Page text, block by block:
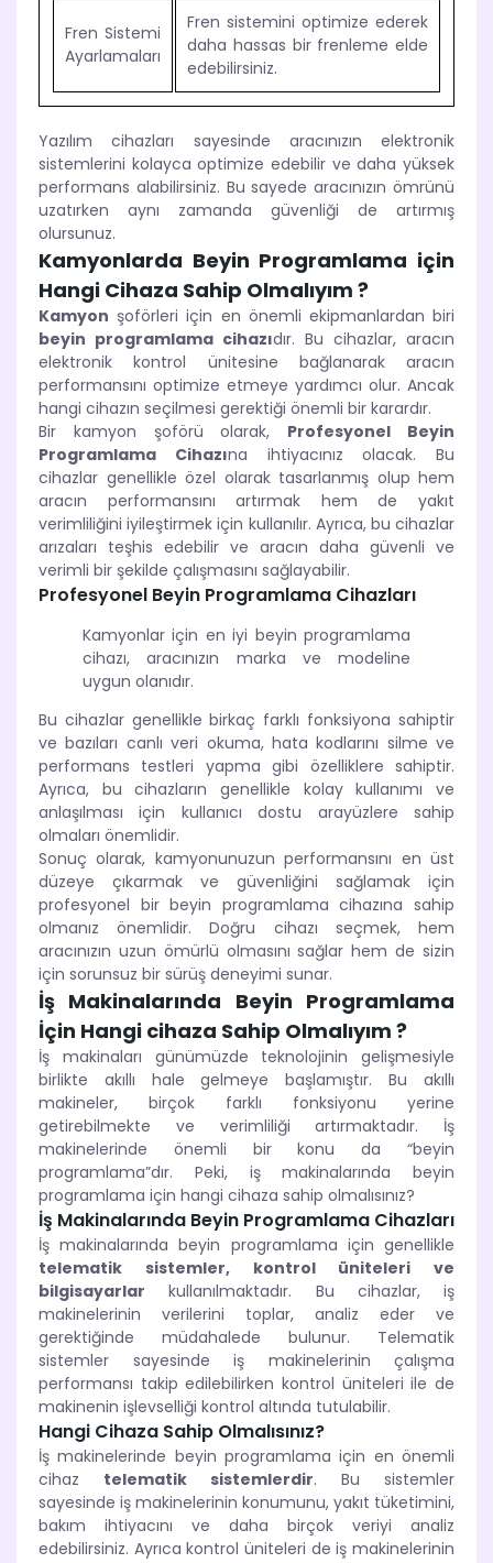
Fren Sistemi
Ayarlamaları
Fren sistemini optimize ederek
daha hassas bir frenleme elde
edebilirsiniz.
Yazılım cihazları sayesinde aracınızın elektronik
sistemlerini kolayca optimize edebilir ve daha yüksek
performans alabilirsiniz. Bu sayede aracınızın ömrünü
uzatırken aynı zamanda güvenliği de artırmış
olursunuz.
Kamyonlarda Beyin Programlama için
Hangi Cihaza Sahip Olmalıyım ?
Kamyon şoförleri için en önemli ekipmanlardan biri
beyin programlama cihazıdır. Bu cihazlar, aracın
elektronik kontrol ünitesine bağlanarak aracın
performansını optimize etmeye yardımcı olur. Ancak
hangi cihazın seçilmesi gerektiği önemli bir karardır.
Bir kamyon şoförü olarak, Profesyonel Beyin
Programlama Cihazına ihtiyacınız olacak. Bu
cihazlar genellikle özel olarak tasarlanmış olup hem
aracın performansını artırmak hem de yakıt
verimliliğini iyileştirmek için kullanılır. Ayrıca, bu cihazlar
arızaları teşhis edebilir ve aracın daha güvenli ve
verimli bir şekilde çalışmasını sağlayabilir.
Profesyonel Beyin Programlama Cihazları
Kamyonlar için en iyi beyin programlama
cihazı, aracınızın marka ve modeline
uygun olanıdır.
Bu cihazlar genellikle birkaç farklı fonksiyona sahiptir
ve bazıları canlı veri okuma, hata kodlarını silme ve
performans testleri yapma gibi özelliklere sahiptir.
Ayrıca, bu cihazların genellikle kolay kullanımı ve
anlaşılması için kullanıcı dostu arayüzlere sahip
olmaları önemlidir.
Sonuç olarak, kamyonunuzun performansını en üst
düzeye çıkarmak ve güvenliğini sağlamak için
profesyonel bir beyin programlama cihazına sahip
olmanız önemlidir. Doğru cihazı seçmek, hem
aracınızın uzun ömürlü olmasını sağlar hem de sizin
için sorunsuz bir sürüş deneyimi sunar.
İş Makinalarında Beyin Programlama
İçin Hangi cihaza Sahip Olmalıyım ?
İş makinaları günümüzde teknolojinin gelişmesiyle
birlikte akıllı hale gelmeye başlamıştır. Bu akıllı
makineler, birçok farklı fonksiyonu yerine
getirebilmekte ve verimliliği artırmaktadır. İş
makinelerinde önemli bir konu da “beyin
programlama”dır. Peki, iş makinalarında beyin
programlama için hangi cihaza sahip olmalısınız?
İş Makinalarında Beyin Programlama Cihazları
İş makinalarında beyin programlama için genellikle
telematik sistemler, kontrol üniteleri ve
bilgisayarlar kullanılmaktadır. Bu cihazlar, iş
makinelerinin verilerini toplar, analiz eder ve
gerektiğinde müdahalede bulunur. Telematik
sistemler sayesinde iş makinelerinin çalışma
performansı takip edilebilirken kontrol üniteleri ile de
makinenin işlevselliği kontrol altında tutulabilir.
Hangi Cihaza Sahip Olmalısınız?
İş makinelerinde beyin programlama için en önemli
cihaz telematik sistemlerdir. Bu sistemler
sayesinde iş makinelerinin konumunu, yakıt tüketimini,
bakım ihtiyacını ve daha birçok veriyi analiz
edebilirsiniz. Ayrıca kontrol üniteleri de iş makinelerinin